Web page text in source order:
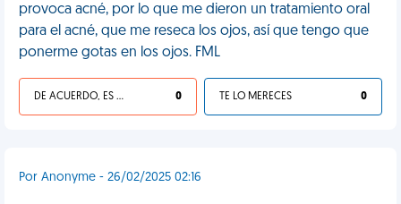
provoca acné, por lo que me dieron un tratamiento oral
para el acné, que me reseca los ojos, así que tengo que
ponerme gotas en los ojos. FML
DE ACUERDO, ES UNA VIDA HP 0 TE LO MERECES 0
Por Anonyme - 26/02/2025 02:16